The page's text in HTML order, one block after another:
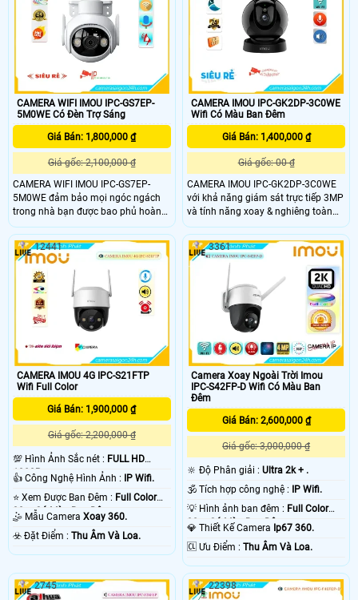
phân giải 4.0 MP cho hình ảnh sắc
nét, đẹp mắt
CAMERA WIFI IMOU IPC-GS7EP-
5M0WE Có Đèn Trợ Sáng
Giá Bán: 1,800,000 ₫
Giá gốc: 2,100,000 ₫
CAMERA WIFI IMOU IPC-GS7EP-
5M0WE đảm bảo mọi ngóc ngách
trong nhà bạn được bao phủ hoàn
toàn . Với chứng nhận IP66, camera
có thể được sử dụng ngoài trời với
các điều kiện thời tiết khác nhau.
Với tính năng giám sát trực tiếp với
độ nét cao QHD 3K và các tính năng
xoay 0 ~ 355 ° & nghiêng 0 ~ 90 °
CAMERA IMOU IPC-GK2DP-3C0WE
Wifi Có Màu Ban Đêm
Giá Bán: 1,400,000 ₫
Giá gốc: 00 ₫
CAMERA IMOU IPC-GK2DP-3C0WE
với khả năng giám sát trực tiếp 3MP
và tính năng xoay & nghiêng toàn
cảnh, Rex 2E đảm bảo trọn vẹn mọi
ngóc ngách trong nhà bạn đề cập.
CAMERA IMOU IPC-GK2DP-3C0WE
hỗ trợ bốn chế độ nhìn ban đêm cho
độ rõ nét như ban ngày ngay cả
trong bóng tối, với đèn định vị và còi
báo động tích hợp.
CAMERA IMOU 4G IPC-S21FTP
Wifi Full Color
Giá Bán: 1,900,000 ₫
Giá gốc: 2,200,000 ₫
💯 Hình Ảnh Sắc nét : FULL HD
1080P .
👍 Công Nghệ Hình Ảnh :
IP Wifi.
⭐ Xem Được Ban Đêm : Full Color
30m Có Màu Ban Ðêm.
🤹 Mẫu Camera Xoay 360.
️☣️ Đặt Điểm : Thu Âm Và Loa.
12441
Camera Xoay Ngoài Trời Imou
IPC-S42FP-D Wifi Có Màu Ban
Đêm
Giá Bán: 2,600,000 ₫
Giá gốc: 3,000,000 ₫
🔆 Độ Phân giải :Ultra 2k + .
🕉️ Tích hợp công nghệ :
IP Wifi.
💡 Hình ảnh ban đêm : Full Color
30m Có Màu Ban Ðêm.
💎 Thiết Kế Camera Ip67 360.
️🆑 Ưu Điểm :Thu Âm Và Loa.
3361
2745 22398